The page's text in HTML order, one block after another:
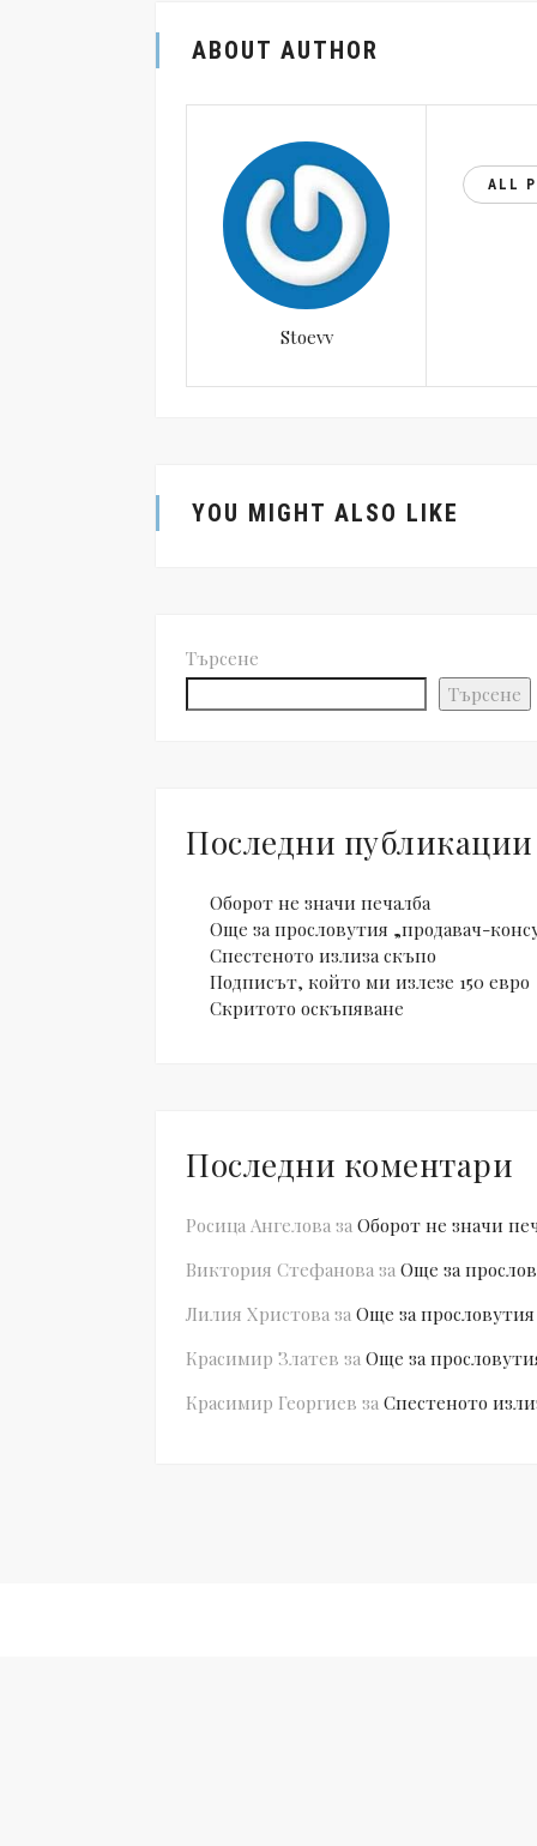
ABOUT AUTHOR
Stoevv
ALL
YOU MIGHT ALSO LIKE
Търсене
Търсене
Последни публикации
Оборот не значи печалба
Още за прословутия „продавач-
Спестеното излиза скъпо
Подписът, който ми излезе 150 евро
Скритото оскъпяване
Последни коментари
Росица Ангелова за Оборот не значи
Виктория Стефанова за Още за
Лилия Христова за Още за
Красимир Златев за Още за
Красимир Георгиев за Спестеното